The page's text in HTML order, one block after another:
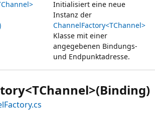
Initialisiert eine neue
Instanz der
ChannelFactory<TChannel>
Klasse mit einer
angegebenen Bindungs-
und Endpunktadresse.